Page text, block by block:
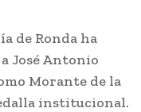
de Ronda ha
José Antonio
Morante de la
institucional.